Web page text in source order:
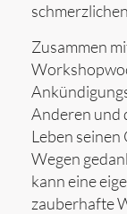
Zusammen
Anderen und
Leben
Wegen
kann eine
zauberhafte